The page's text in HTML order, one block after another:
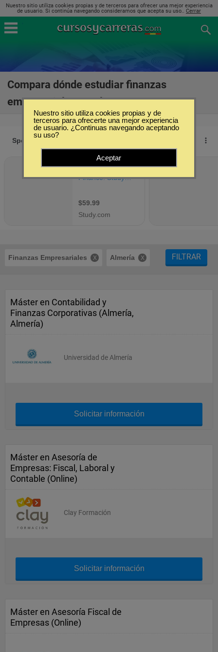
Nuestro sitio utiliza cookies propias y de terceros para ofrecer una mejor experiencia
de usuario. Si continúa navegando consideramos que acepta su uso.. Cerrar
Compara dónde estudiar finanzas
empresariales en Almería
Finanzas Empresariales Almería FILTRAR
Máster en Contabilidad y
Finanzas Corporativas (Almería,
Almería)
Universidad de Almería
Solicitar información
Máster en Asesoría de
Empresas: Fiscal, Laboral y
Contable (Online)
Clay Formación
Solicitar información
Máster en Asesoría Fiscal de
Empresas (Online)
Nuestro sitio utiliza cookies propias y de
terceros para ofrecerte una mejor experiencia
de usuario. ¿Continuas navegando aceptando
su uso?
Aceptar